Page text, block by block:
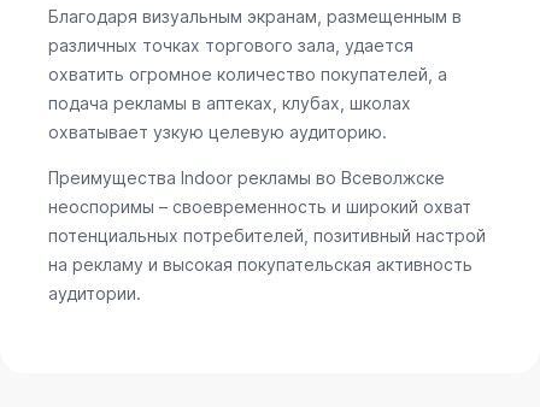
Indoor рекламы.
Благодаря визуальным экранам, размещенным в
различных точках торгового зала, удается
охватить огромное количество покупателей, а
подача рекламы в аптеках, клубах, школах
охватывает узкую целевую аудиторию.
Преимущества Indoor рекламы во Всеволжске
неоспоримы – своевременность и широкий охват
потенциальных потребителей, позитивный настрой
на рекламу и высокая покупательская активность
аудитории.